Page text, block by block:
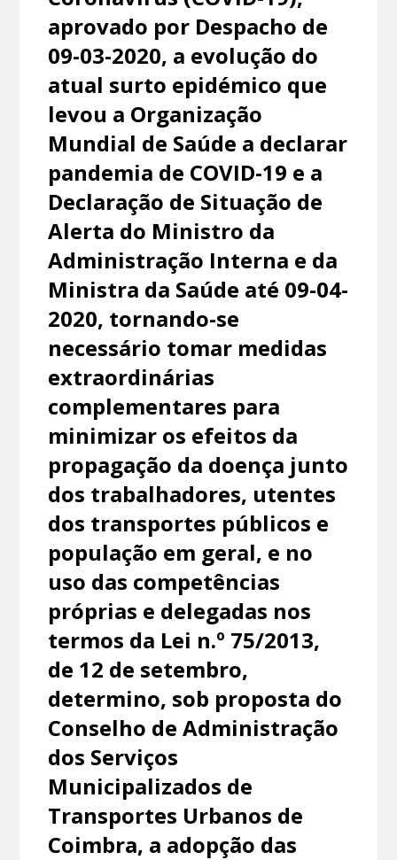
aprovado por Despacho de
09-03-2020, a evolução do
atual surto epidémico que
levou a Organização
Mundial de Saúde a declarar
pandemia de COVID-19 e a
Declaração de Situação de
Alerta do Ministro da
Administração Interna e da
Ministra da Saúde até 09-04-
2020, tornando-se
necessário tomar medidas
extraordinárias
complementares para
minimizar os efeitos da
propagação da doença junto
dos trabalhadores, utentes
dos transportes públicos e
população em geral, e no
uso das competências
próprias e delegadas nos
termos da Lei n.º 75/2013,
de 12 de setembro,
determino, sob proposta do
Conselho de Administração
dos Serviços
Municipalizados de
Transportes Urbanos de
Coimbra, a adopção das